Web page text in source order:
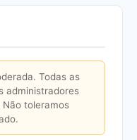
Todas as
administradores
toleramos